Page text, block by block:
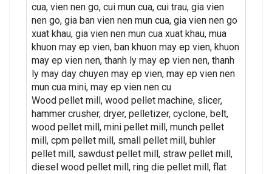
cua, vien nen go, cui mun cua, cui trau, gia vien
nen go, gia ban vien nen mun cua, gia vien nen go
xuat khau, gia vien nen mun cua xuat khau, mua
khuon may ep vien, ban khuon may ep vien, khuon
may ep vien nen, thanh ly may ep vien nen, thanh
ly may day chuyen may ep vien, may ep vien nen
mun cua mini, may ep vien nen cu
Wood pellet mill, wood pellet machine, slicer,
hammer crusher, dryer, pelletizer, cyclone, belt,
wood pellet mill, mini pellet mill, munch pellet
mill, cpm pellet mill, small pellet mill, buhler
pellet mill, sawdust pellet mill, straw pellet mill,
diesel wood pellet mill, ring die pellet mill, flat